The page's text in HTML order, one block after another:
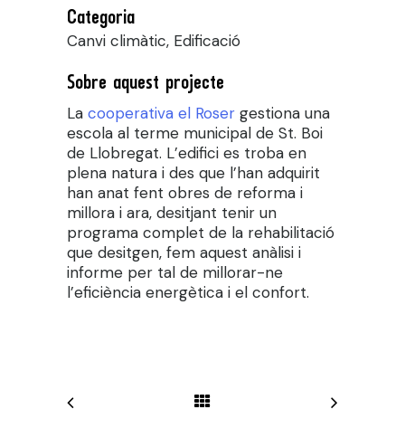
Categoria
Canvi climàtic, Edificació
Sobre aquest projecte
La cooperativa el Roser gestiona una
escola al terme municipal de St. Boi
de Llobregat. L’edifici es troba en
plena natura i des que l’han adquirit
han anat fent obres de reforma i
millora i ara, desitjant tenir un
programa complet de la rehabilitació
que desitgen, fem aquest anàlisi i
informe per tal de millorar-ne
l’eficiència energètica i el confort.